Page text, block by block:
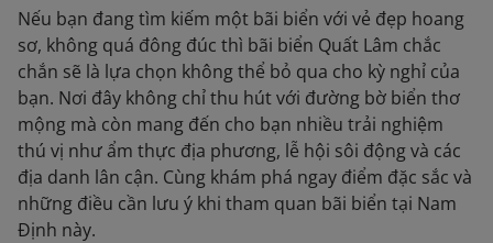
Nếu bạn đang tìm kiếm một bãi biển với vẻ đẹp hoang
sơ, không quá đông đúc thì bãi biển Quất Lâm chắc
chắn sẽ là lựa chọn không thể bỏ qua cho kỳ nghỉ của
bạn. Nơi đây không chỉ thu hút với đường bờ biển thơ
mộng mà còn mang đến cho bạn nhiều trải nghiệm
thú vị như ẩm thực địa phương, lễ hội sôi động và các
địa danh lân cận. Cùng khám phá ngay điểm đặc sắc và
những điều cần lưu ý khi tham quan bãi biển tại Nam
Định này.